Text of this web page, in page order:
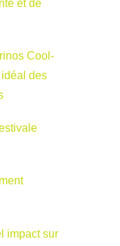
et de
Cool-
des
impact sur